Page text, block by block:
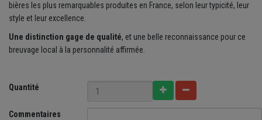
bières les plus remarquables produites en France, selon leur typicité, leur
style et leur excellence.
Une distinction gage de qualité, et une belle reconnaissance pour ce
breuvage local à la personnalité affirmée.
Quantité
Commentaires